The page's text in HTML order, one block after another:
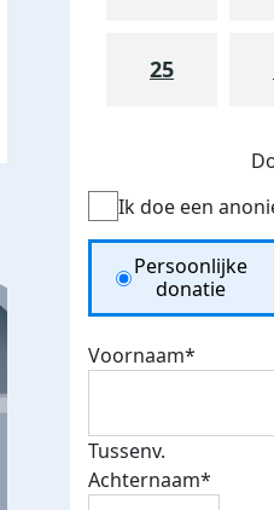
25
Ik doe een
Donation Type
Persoonlijke
donatie
Voornaam*
Tussenv.
Achternaam*